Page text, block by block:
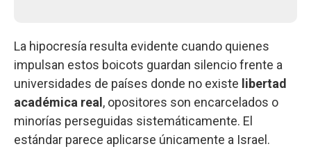
La hipocresía resulta evidente cuando quienes
impulsan estos boicots guardan silencio frente a
universidades de países donde no existe libertad
académica real , opositores son encarcelados o
minorías perseguidas sistemáticamente. El
estándar parece aplicarse únicamente a Israel.